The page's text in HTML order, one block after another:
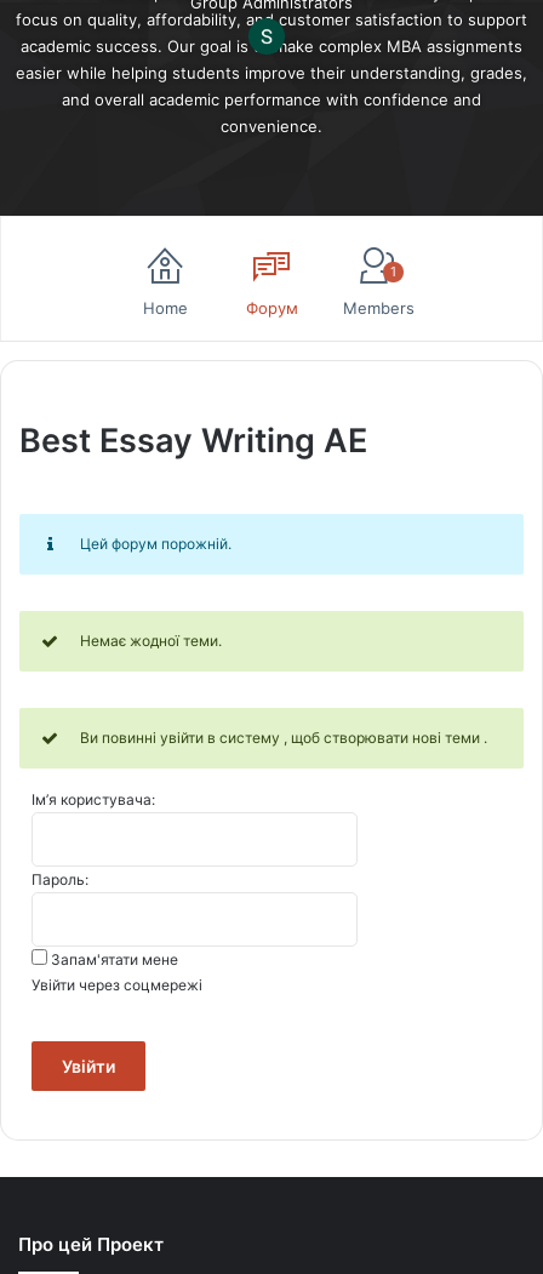
Leadership
focus on quality, affordability, and customer satisfaction to support
academic success. Our goal is to make complex MBA assignments
easier while helping students improve their understanding, grades,
and overall academic performance with confidence and
convenience.
Home Форум Members
1
Best Essay Writing AE
Цей форум порожній.
Немає жодної теми.
Ви повинні увійти в систему , щоб створювати нові теми .
Ім’я користувача:
Пароль:
Запам'ятати мене
Увійти через соцмережі
Увійти
Про цей Проект